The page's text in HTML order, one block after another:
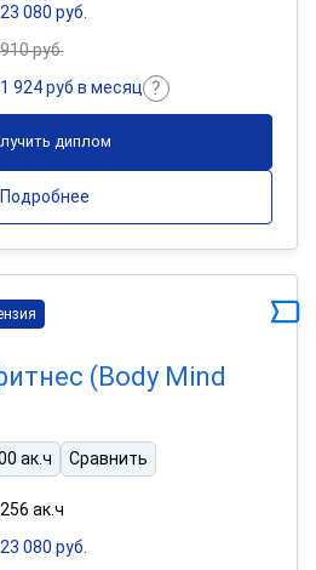
080 руб.
руб.
924 руб в месяц
диплом
Подробнее
(Body Mind
ак.ч Сравнить
ак.ч
080 руб.